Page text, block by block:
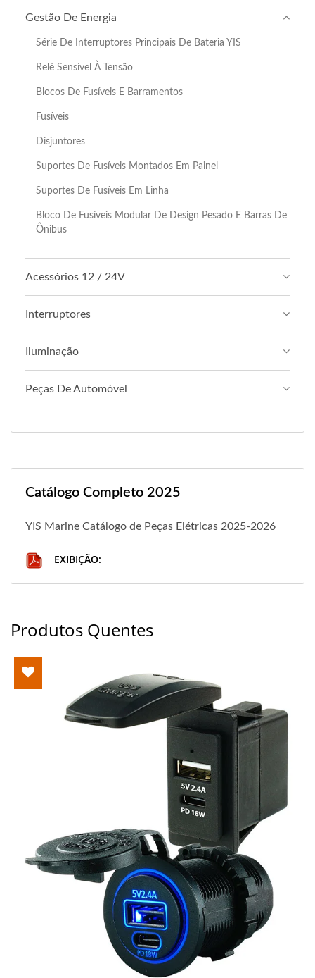
Gestão De Energia
Série De Interruptores Principais De Bateria YIS
Relé Sensível À Tensão
Blocos De Fusíveis E Barramentos
Fusíveis
Disjuntores
Suportes De Fusíveis Montados Em Painel
Suportes De Fusíveis Em Linha
Bloco De Fusíveis Modular De Design Pesado E Barras De
Ônibus
Acessórios 12 / 24V
Interruptores
Iluminação
Peças De Automóvel
Catálogo Completo 2025
YIS Marine Catálogo de Peças Elétricas 2025-2026
EXIBIÇÃO:
Produtos Quentes